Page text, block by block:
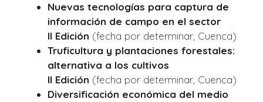
Nuevas tecnologías para captura de
información de campo en el sector
II Edición (fecha por determinar, Cuenca)
Truficultura y plantaciones forestales:
alternativa a los cultivos
II Edición (fecha por determinar, Cuenca)
Diversificación económica del medio